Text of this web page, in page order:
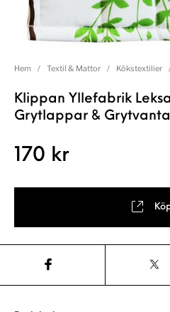
Hem / Textil & Mattor / Kökstextilier
Klippan Yllefabrik
Grytlappar &
170 kr